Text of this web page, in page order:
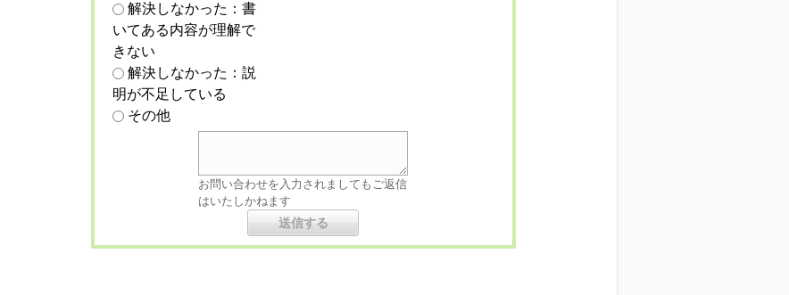
解決しなかった：書
いてある内容が理解で
きない
解決しなかった：説
明が不足している
その他
お問い合わせを入力されましてもご返信
はいたしかねます